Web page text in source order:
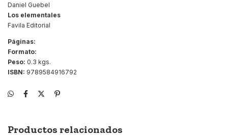
Daniel Guebel
Los elementales
Favila Editorial
Páginas:
Formato:
Peso: 0.3 kgs.
ISBN: 9789584916792
Productos relacionados